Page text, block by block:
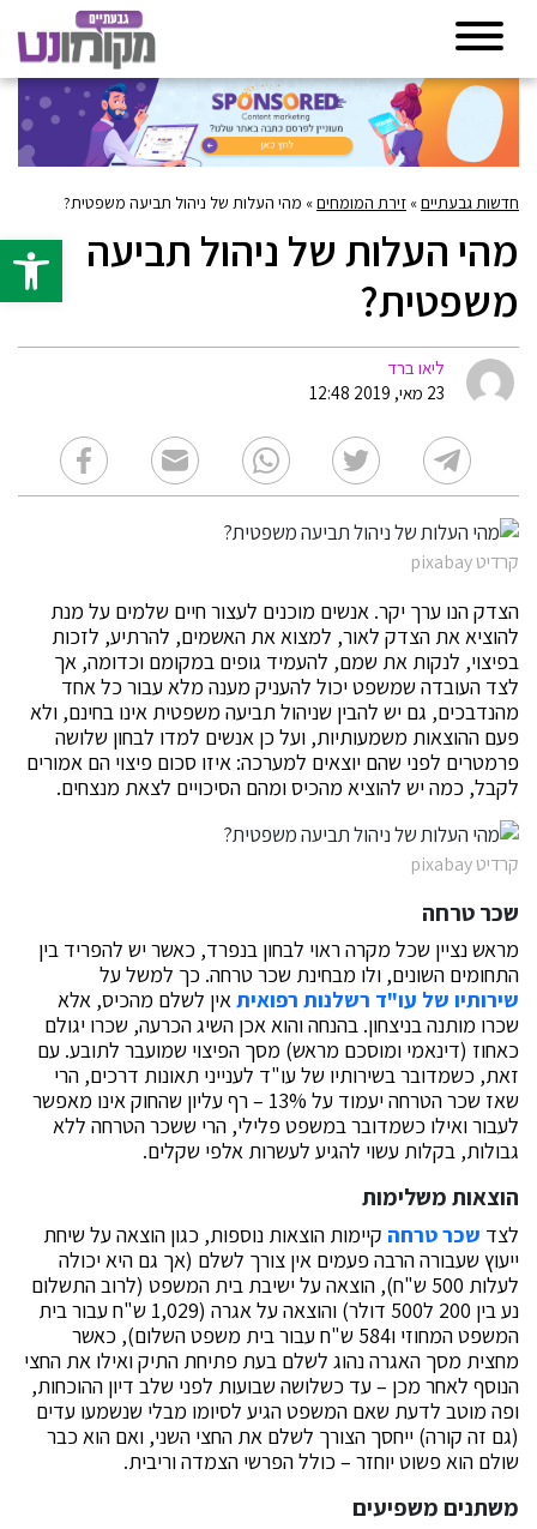
פתח
חדשות גבעתיים» זירת המומחים» מהי העלות של ניהול תביעה משפטית?
מהי העלות של ניהול תביעה
משפטית?
ליאו ברד
23 מאי, 2019 12:48
קרדיט pixabay
הצדק הנו ערך יקר. אנשים מוכנים לעצור חיים שלמים על מנת
להוציא את הצדק לאור, למצוא את האשמים, להרתיע, לזכות
בפיצוי, לנקות את שמם, להעמיד גופים במקומם וכדומה, אך
לצד העובדה שמשפט יכול להעניק מענה מלא עבור כל אחד
מהנדבכים, גם יש להבין שניהול תביעה משפטית אינו בחינם, ולא
פעם ההוצאות משמעותיות, ועל כן אנשים למדו לבחון שלושה
פרמטרים לפני שהם יוצאים למערכה: איזו סכום פיצוי הם אמורים
לקבל, כמה יש להוציא מהכיס ומהם הסיכויים לצאת מנצחים.
קרדיט pixabay
שכר טרחה
מראש נציין שכל מקרה ראוי לבחון בנפרד, כאשר יש להפריד בין
התחומים השונים, ולו מבחינת שכר טרחה. כך למשל על
שירותיו של עו"ד רשלנות רפואיתאין לשלם מהכיס, אלא
שכרו מותנה בניצחון. בהנחה והוא אכן השיג הכרעה, שכרו יגולם
כאחוז (דינאמי ומוסכם מראש) מסך הפיצוי שמועבר לתובע. עם
זאת, כשמדובר בשירותיו של עו"ד לענייני תאונות דרכים, הרי
שאז שכר הטרחה יעמוד על 13% – רף עליון שהחוק אינו מאפשר
לעבור ואילו כשמדובר במשפט פלילי, הרי ששכר הטרחה ללא
גבולות, בקלות עשוי להגיע לעשרות אלפי שקלים.
הוצאות משלימות
לצד שכר טרחה קיימות הוצאות נוספות, כגון הוצאה על שיחת
ייעוץ שעבורה הרבה פעמים אין צורך לשלם (אך גם היא יכולה
לעלות 500 ש"ח), הוצאה על ישיבת בית המשפט (לרוב התשלום
נע בין 200 ל500 דולר) והוצאה על אגרה (1,029 ש"ח עבור בית
המשפט המחוזי ו584 ש"ח עבור בית משפט השלום), כאשר
מחצית מסך האגרה נהוג לשלם בעת פתיחת התיק ואילו את החצי
הנוסף לאחר מכן – עד כשלושה שבועות לפני שלב דיון ההוכחות,
ופה מוטב לדעת שאם המשפט הגיע לסיומו מבלי שנשמעו עדים
(גם זה קורה) ייחסך הצורך לשלם את החצי השני, ואם הוא כבר
שולם הוא פשוט יוחזר – כולל הפרשי הצמדה וריבית.
משתנים משפיעים